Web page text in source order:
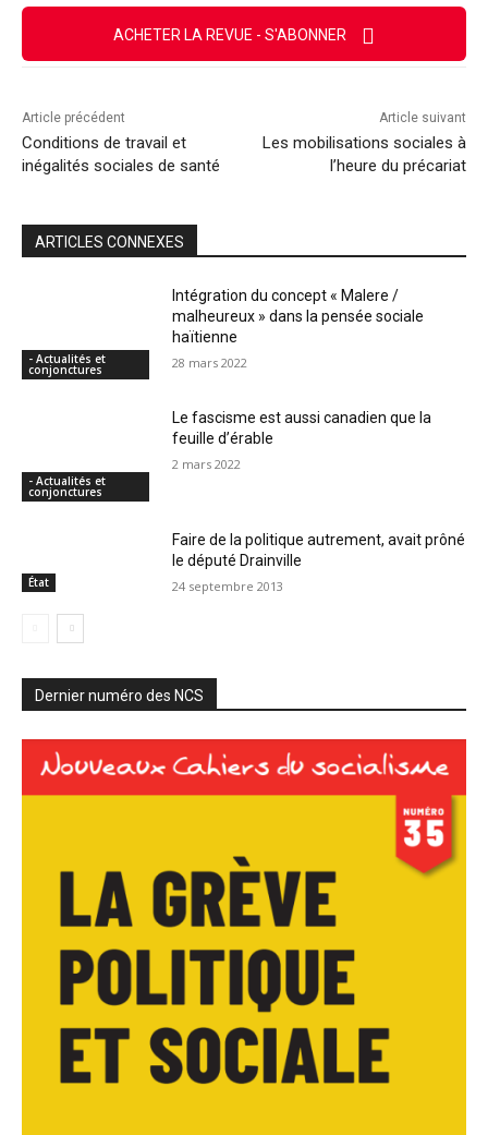
ACHETER LA REVUE - S'ABONNER
Article précédent
Conditions de travail et
inégalités sociales de santé
Article suivant
Les mobilisations sociales à
l’heure du précariat
ARTICLES CONNEXES
- Actualités et
conjonctures
Intégration du concept « Malere /
malheureux » dans la pensée sociale
haïtienne
28 mars 2022
- Actualités et
conjonctures
Le fascisme est aussi canadien que la
feuille d’érable
2 mars 2022
État
Faire de la politique autrement, avait prôné
le député Drainville
24 septembre 2013
Dernier numéro des NCS